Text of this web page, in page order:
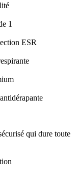
1
ESR
qui dure toute